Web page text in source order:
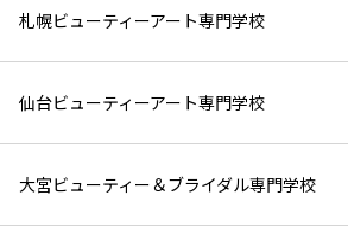
札幌ビューティーアート専門学校
仙台ビューティーアート専門学校
大宮ビューティー＆ブライダル専門学校